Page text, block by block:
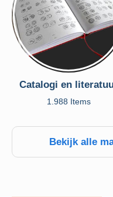
Catalogi en
1.988 Items
Bekijk alle